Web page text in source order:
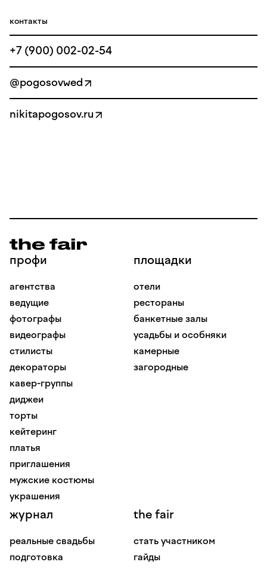
контакты
+7 (900) 002-02-54
@pogosovwed
nikitapogosov.ru
профи
агентства
ведущие
фотографы
видеографы
стилисты
декораторы
кавер-группы
диджеи
торты
кейтеринг
платья
приглашения
мужские костюмы
украшения
площадки
отели
рестораны
банкетные залы
усадьбы и особняки
камерные
загородные
журнал
реальные свадьбы
подготовка
the fair
стать участником
гайды